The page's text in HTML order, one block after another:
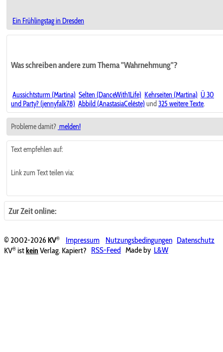
Ein Frühlingstag in Dresden
Was schreiben andere zum Thema "Wahrnehmung"?
Aussichtsturm (Martina) Selten (DanceWith1Life) Kehrseiten (Martina) Ü 30
und Party? (jennyfalk78) Abbild (AnastasiaCeléste) und 325 weitere Texte.
Probleme damit? melden!
Text empfehlen auf:
Link zum Text teilen via:
Zur Zeit online:
© 2002-2026KV® Impressum Nutzungsbedingungen Datenschutz
KV® istkein Verlag. Kapiert? RSS-Feed Made by L&W